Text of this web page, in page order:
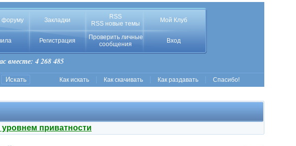
форуму Закладки
RSS
RSS новые темы
Мой Клуб
Регистрация
Проверить личные
сообщения
Вход
вместе: 4 268 485
Как искать Как скачивать Как раздавать Спасибо!
приватности